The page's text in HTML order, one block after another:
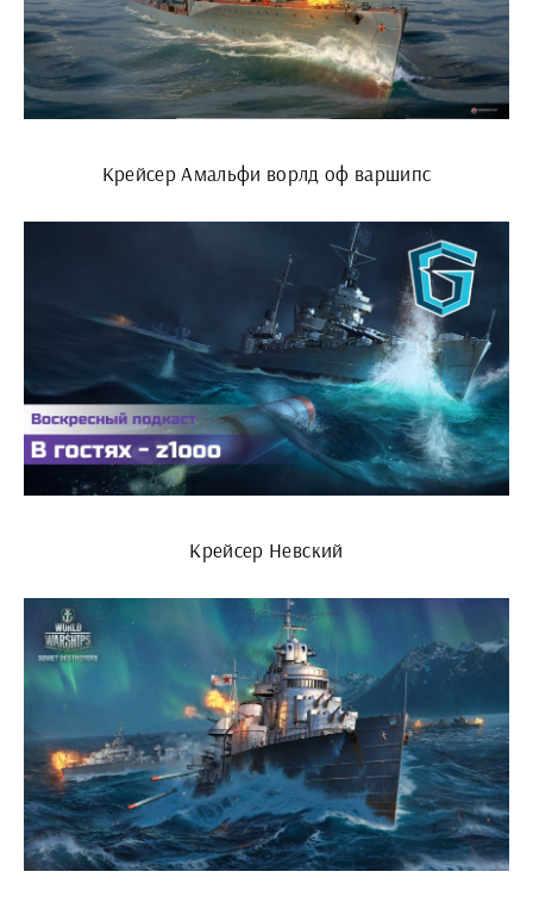
Крейсер Амальфи ворлд оф варшипс
Крейсер Невский